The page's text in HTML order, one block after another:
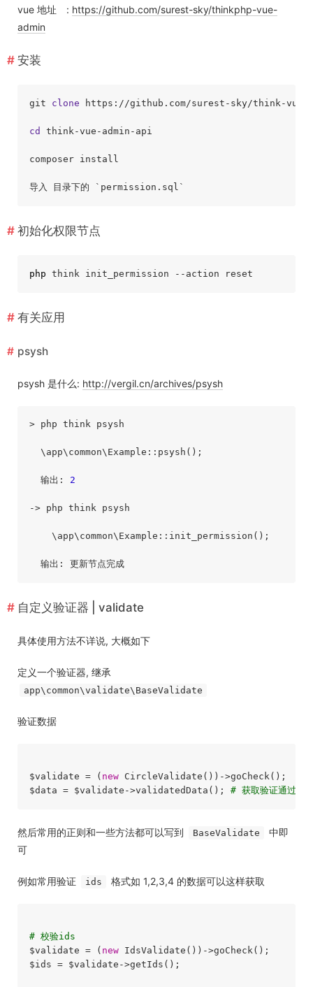
vue 地址 : https://github.com/surest-sky/thinkphp-vue-
admin
安装
git clone https://github.com/surest-sky/think-vue-
cd think-vue-admin-api
composer install
初始化权限节点
php
有关应用
psysh
psysh 是什么: http://vergil.cn/archives/psysh
> php think psysh
  \app\common\Example::psysh();
  输出:
2
-> php think psysh
    \app\common\Example::init_permission();
  输出: 更新节点完成
自定义验证器 | validate
具体使用方法不详说, 大概如下
定义一个验证器, 继承
app\common\validate\BaseValidate
验证数据
$validate = ( new CircleValidate())->goCheck();
$data = $validate->validatedData(); # 获取验证通过的
然后常用的正则和一些方法都可以写到 BaseValidate
中即
可
例如常用验证 ids 格式如 1,2,3,4 的数据可以这样获取
# 校验ids
$validate = ( new IdsValidate())->goCheck();
$ids = $validate->getIds();